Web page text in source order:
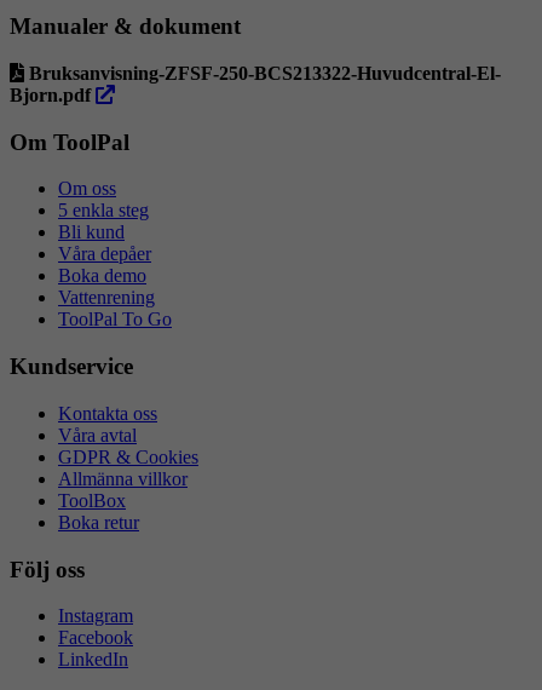
Manualer & dokument
Bruksanvisning-ZFSF-250-BCS213322-Huvudcentral-El-
Bjorn.pdf öppna
ny
Om ToolPal
Om oss
5 enkla steg
Bli kund
Våra depåer
Boka demo
Vattenrening
ToolPal To Go
Kundservice
Kontakta oss
Våra avtal
GDPR & Cookies
Allmänna villkor
ToolBox
Boka retur
Följ oss
Instagram
Facebook
LinkedIn